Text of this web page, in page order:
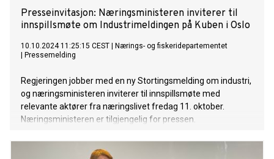
Presseinvitasjon: Næringsministeren inviterer til
innspillsmøte om Industrimeldingen på Kuben i Oslo
10.10.2024 11:25:15 CEST
Nærings- og fiskeridepartementet
Pressemelding
Regjeringen jobber med en ny Stortingsmelding om industri,
og næringsministeren inviterer til innspillsmøte med
relevante aktører fra næringslivet fredag 11. oktober.
Næringsministeren er tilgjengelig for pressen.